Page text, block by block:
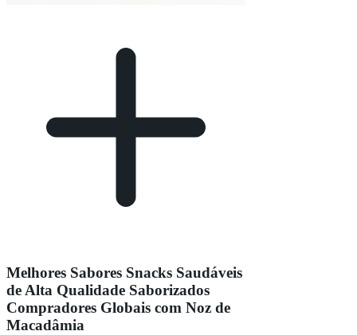
Melhores Sabores Snacks Saudáveis
de Alta Qualidade Saborizados
Compradores Globais com Noz de
Macadâmia